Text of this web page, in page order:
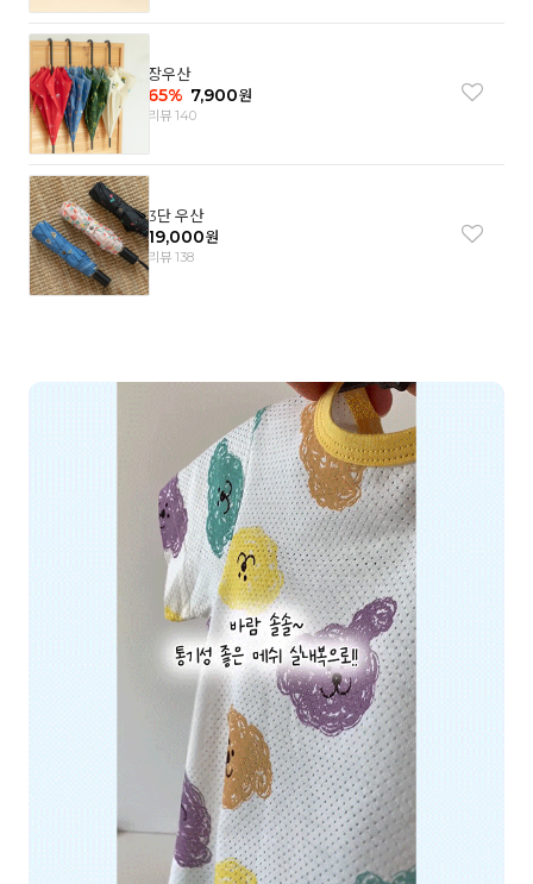
장우산
65% 7,900원
리뷰 140
3단 우산
19,000원
리뷰 138